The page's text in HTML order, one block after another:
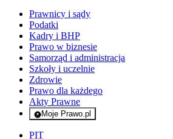
Prawnicy i sądy
Podatki
Kadry i BHP
Prawo w biznesie
Samorząd i administracja
Szkoły i uczelnie
Zdrowie
Prawo dla każdego
Akty Prawne
Moje Prawo.pl
- rejestracja i logowanie do
PIT